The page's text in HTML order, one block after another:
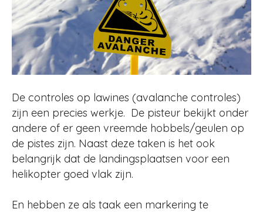
De controles op lawines (avalanche controles)
zijn een precies werkje. De pisteur bekijkt onder
andere of er geen vreemde hobbels/geulen op
de pistes zijn. Naast deze taken is het ook
belangrijk dat de landingsplaatsen voor een
helikopter goed vlak zijn.
En hebben ze als taak een markering te